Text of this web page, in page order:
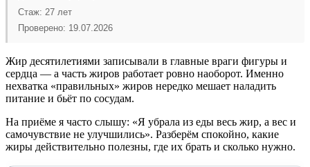
Стаж: 27 лет
Проверено: 19.07.2026
Жир десятилетиями записывали в главные враги фигуры и
сердца — а часть жиров работает ровно наоборот. Именно
нехватка «правильных» жиров нередко мешает наладить
питание и бьёт по сосудам.
На приёме я часто слышу: «Я убрала из еды весь жир, а вес и
самочувствие не улучшились». Разберём спокойно, какие
жиры действительно полезны, где их брать и сколько нужно.